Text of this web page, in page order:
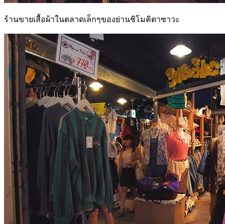
ร้านขายเสื้อผ้าในตลาดเล็กๆของย่านชิโมคิตาซาวะ